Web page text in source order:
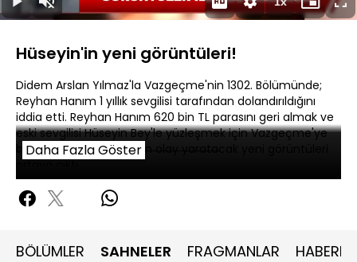
Sesi
Aç
Oynatma
Hızı
Hüseyin'in yeni görüntüleri!
Didem Arslan Yılmaz'la Vazgeçme'nin 1302. Bölümünde;
Reyhan Hanım 1 yıllık sevgilisi tarafından dolandırıldığını
iddia etti. Reyhan Hanım 620 bin TL parasını geri almak ve
eski sevgilisi Hüseyin Bey'le yüzleşmek için Vazgeçme'ye
başvurmuştu. Hüseyin'in olay yaratacak yeni görüntüleri
Daha Fazla Göster
BÖLÜMLER SAHNELER FRAGMANLAR